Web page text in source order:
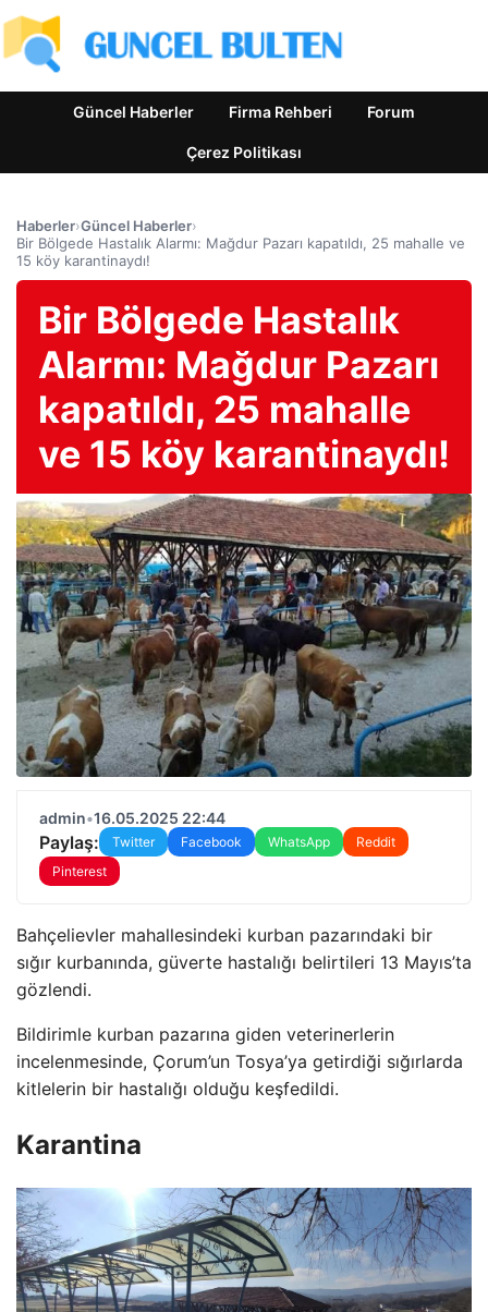
Güncel Haberler Firma Rehberi Forum
Çerez Politikası
Haberler›Güncel Haberler›
Bir Bölgede Hastalık Alarmı: Mağdur Pazarı kapatıldı, 25 mahalle ve
15 köy karantinaydı!
Bir Bölgede Hastalık
Alarmı: Mağdur Pazarı
kapatıldı, 25 mahalle
ve 15 köy karantinaydı!
admin•16.05.2025 22:44
Paylaş: Twitter Facebook WhatsApp
Reddit
Pinterest
Bahçelievler mahallesindeki kurban pazarındaki bir
sığır kurbanında, güverte hastalığı belirtileri 13 Mayıs’ta
gözlendi.
Bildirimle kurban pazarına giden veterinerlerin
incelenmesinde, Çorum’un Tosya’ya getirdiği sığırlarda
kitlelerin bir hastalığı olduğu keşfedildi.
Karantina